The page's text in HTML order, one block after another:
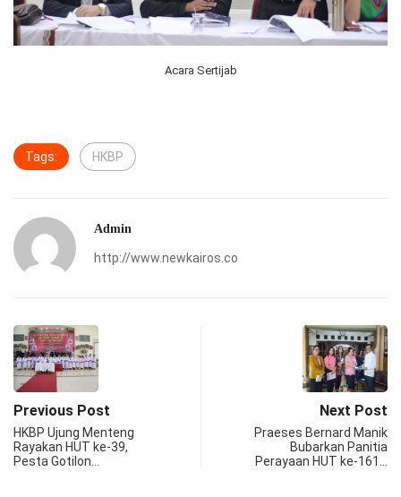
Acara Sertijab
Tags: HKBP
Admin
http://www.newkairos.co
Previous Post
HKBP Ujung Menteng
Rayakan HUT ke-39,
Pesta Gotilon…
Next Post
Praeses Bernard Manik
Bubarkan Panitia
Perayaan HUT ke-161…